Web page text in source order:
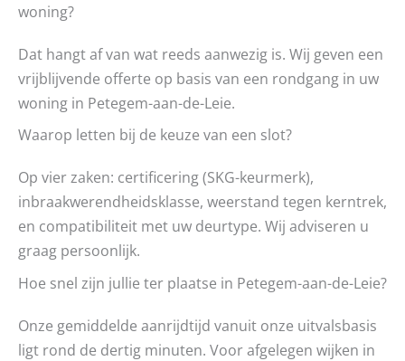
woning?
Dat hangt af van wat reeds aanwezig is. Wij geven een
vrijblijvende offerte op basis van een rondgang in uw
woning in Petegem-aan-de-Leie.
Waarop letten bij de keuze van een slot?
Op vier zaken: certificering (SKG-keurmerk),
inbraakwerendheidsklasse, weerstand tegen kerntrek,
en compatibiliteit met uw deurtype. Wij adviseren u
graag persoonlijk.
Hoe snel zijn jullie ter plaatse in Petegem-aan-de-Leie?
Onze gemiddelde aanrijdtijd vanuit onze uitvalsbasis
ligt rond de dertig minuten. Voor afgelegen wijken in